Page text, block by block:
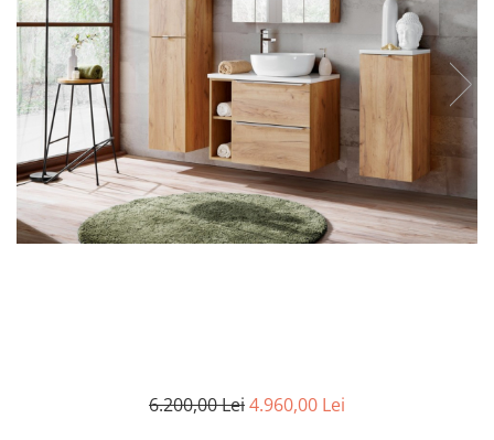
Oferte speciale
Banchete
Sezlong living
6.200,00 Lei4.960,00 Lei